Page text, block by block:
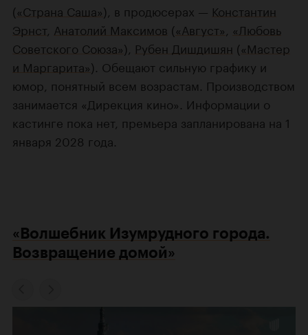
(«Страна Саша»), в продюсерах — Константин
Эрнст Анатолий Максимов («Август» «Любовь
Советского Союза»), Рубен Дишдишян («Мастер
и Маргарита»). Обещают сильную графику и
юмор, понятный всем возрастам. Производством
занимается «Дирекция кино». Информации о
кастинге пока нет, премьера запланирована на 1
января 2028 года.
«Волшебник Изумрудного города.
Возвращение домой»